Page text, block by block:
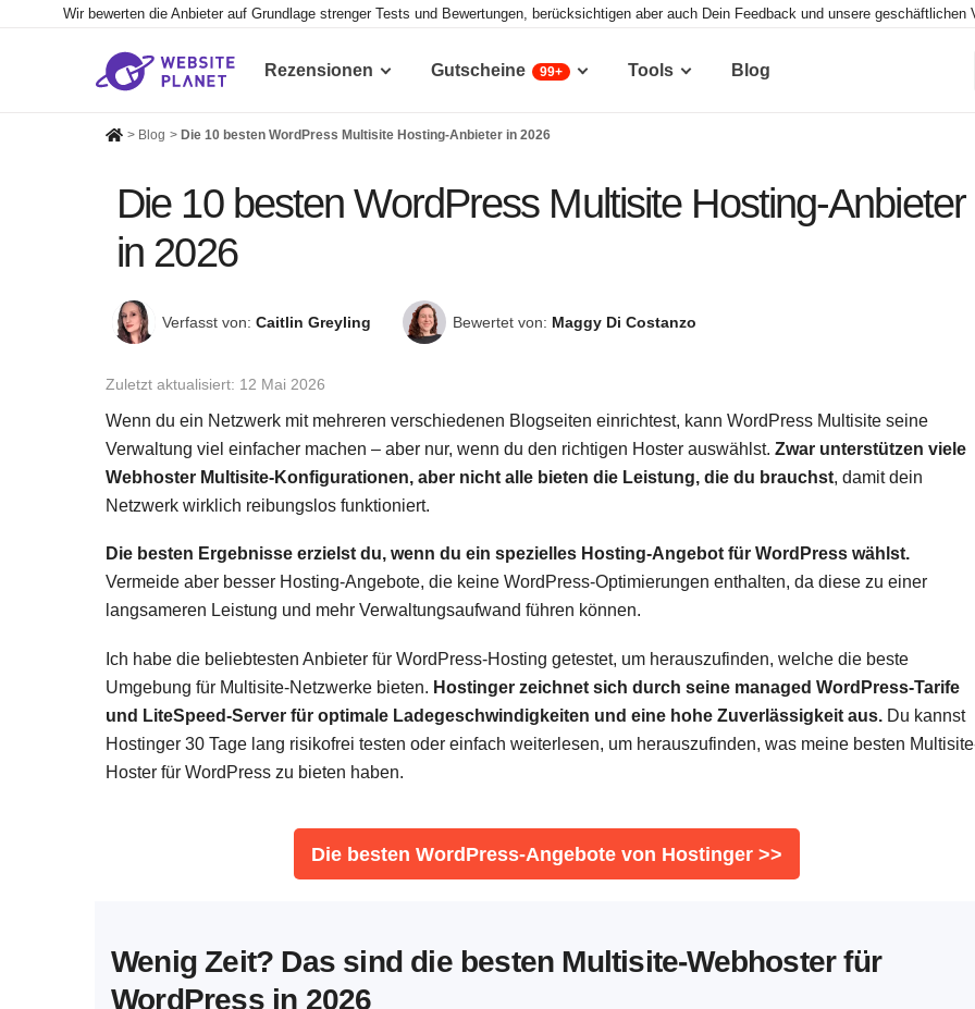
Wir bewerten die Anbieter auf Grundlage strenger Tests und Bewertungen, berücksichtigen aber auch Dein Feedback und unsere geschäftlichen
Rezensionen Gutscheine 99+ Tools Blog
> Blog > Die 10 besten WordPress Multisite Hosting-Anbieter in 2026
Die 10 besten WordPress Multisite Hosting-Anbieter
in 2026
Verfasst von: Caitlin Greyling Bewertet von: Maggy Di Costanzo
Zuletzt aktualisiert: 12 Mai 2026
Wenn du ein Netzwerk mit mehreren verschiedenen Blogseiten einrichtest, kann WordPress Multisite seine
Verwaltung viel einfacher machen – aber nur, wenn du den richtigen Hoster auswählst. Zwar unterstützen viele
Webhoster Multisite-Konfigurationen, aber nicht alle bieten die Leistung, die du brauchst, damit dein
Netzwerk wirklich reibungslos funktioniert.
Die besten Ergebnisse erzielst du, wenn du ein spezielles Hosting-Angebot für WordPress wählst.
Vermeide aber besser Hosting-Angebote, die keine WordPress-Optimierungen enthalten, da diese zu einer
langsameren Leistung und mehr Verwaltungsaufwand führen können.
Ich habe die beliebtesten Anbieter für WordPress-Hosting getestet, um herauszufinden, welche die beste
Umgebung für Multisite-Netzwerke bieten. Hostinger zeichnet sich durch seine managed WordPress-Tarife
und LiteSpeed-Server für optimale Ladegeschwindigkeiten und eine hohe Zuverlässigkeit aus. Du kannst
Hostinger 30 Tage lang risikofrei testen oder einfach weiterlesen, um herauszufinden, was meine besten
Hoster für WordPress zu bieten haben.
Die besten WordPress-Angebote von Hostinger >>
Wenig Zeit? Das sind die besten Multisite-Webhoster für
WordPress in 2026